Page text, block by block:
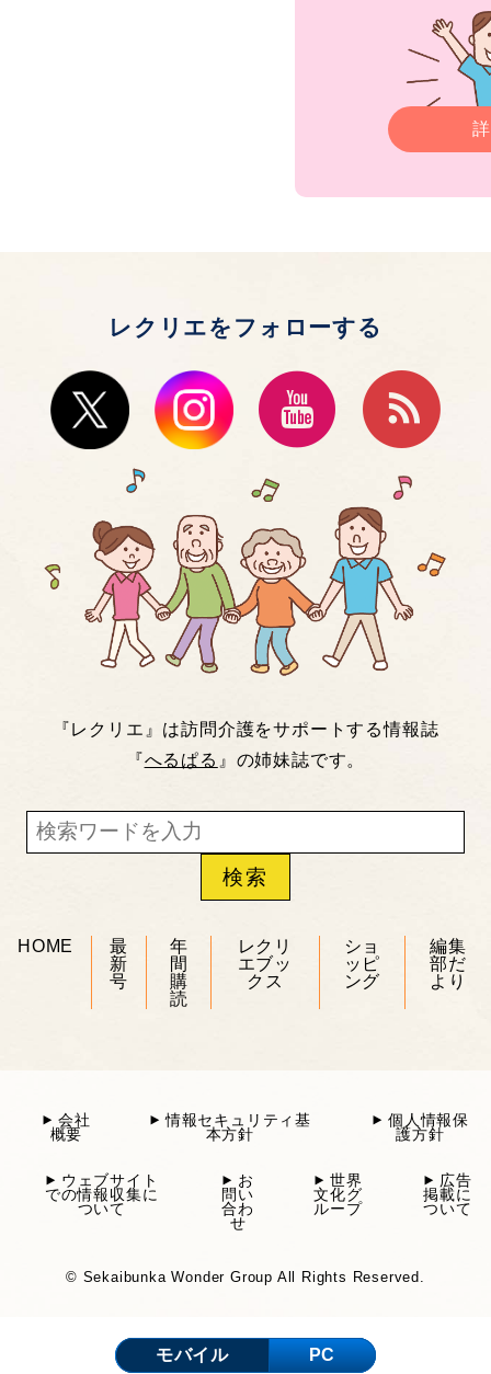
レクリエをフォローする
『レクリエ』は訪問介護をサポートする情報誌
『へるぱる 』の姉妹誌です。
HOME
最
新
号
年
間
購
読
レクリ
エブッ
クス
ショ
ッピ
ング
編集
部だ
より
会社
概要
情報セキュリティ基
本方針
個人情報保
護方針
ウェブサイト
での情報収集に
ついて
お
問い
合わ
せ
世界
文化グ
ループ
広告
掲載に
ついて
© Sekaibunka Wonder Group All Rights Reserved.
モバイル PC